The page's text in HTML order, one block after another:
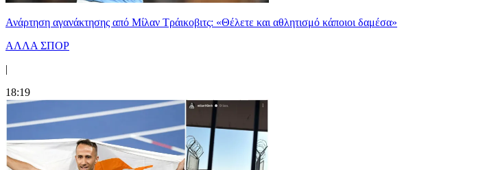
Ανάρτηση αγανάκτησης από Μίλαν Τράικοβιτς: «Θέλετε και αθλητισμό κάποιοι δαμέσα»
ΑΛΛΑ ΣΠΟΡ
|
18:19